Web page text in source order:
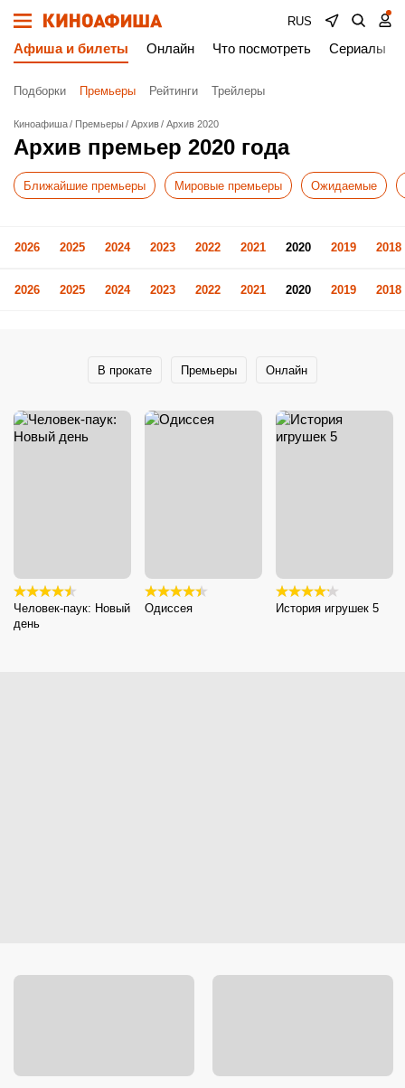
RUS
Афиша и билеты Онлайн Что посмотреть Сериалы
Подборки Премьеры Рейтинги Трейлеры
Киноафиша Премьеры Архив Архив 2020
Архив премьер 2020 года
Ближайшие премьеры Мировые премьеры Ожидаемые
2026 2025 2024 2023 2022 2021 2020 2019 2018
2026 2025 2024 2023 2022 2021 2020 2019 2018
В прокате Премьеры Онлайн
Человек-паук: Новый
день
Одиссея История игрушек 5